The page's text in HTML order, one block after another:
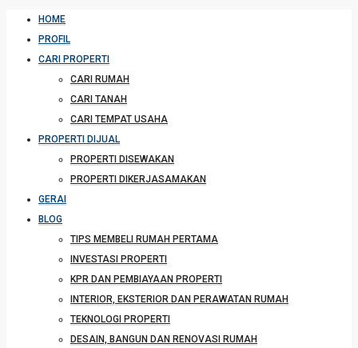
HOME
PROFIL
CARI PROPERTI
CARI RUMAH
CARI TANAH
CARI TEMPAT USAHA
PROPERTI DIJUAL
PROPERTI DISEWAKAN
PROPERTI DIKERJASAMAKAN
GERAI
BLOG
TIPS MEMBELI RUMAH PERTAMA
INVESTASI PROPERTI
KPR DAN PEMBIAYAAN PROPERTI
INTERIOR, EKSTERIOR DAN PERAWATAN RUMAH
TEKNOLOGI PROPERTI
DESAIN, BANGUN DAN RENOVASI RUMAH